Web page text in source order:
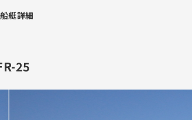
船艇詳細
25